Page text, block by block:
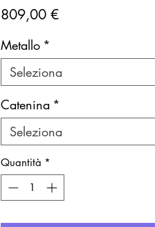
809,00 €Prezzo
Metallo *
Seleziona
Catenina *
Seleziona
Quantità *